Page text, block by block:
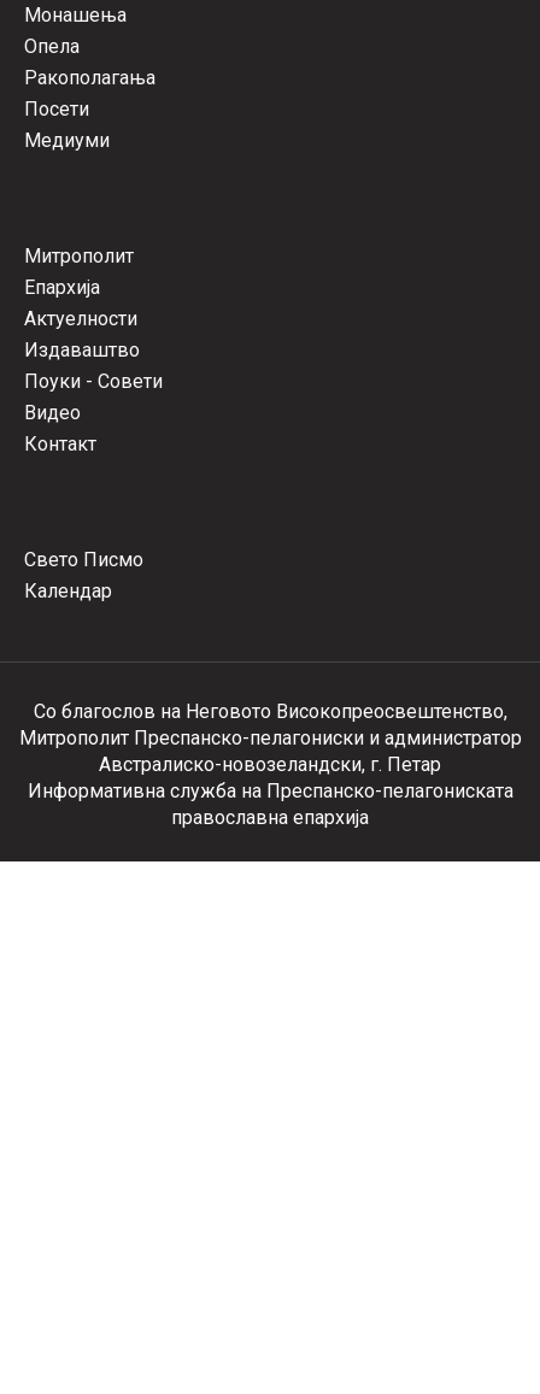
Монашења
Опела
Ракополагања
Посети
Медиуми
Митрополит
Епархија
Актуелности
Издаваштво
Поуки - Совети
Видео
Контакт
Свето Писмо
Календар
Со благослов на Неговото Високопреосвештенство,
Митрополит Преспанско-пелагониски и администратор
Австралиско-новозеландски, г. Петар
Информативна служба на Преспанско-пелагониската
православна епархија